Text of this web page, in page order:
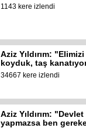
1143 kere izlendi
Aziz Yıldırım:
koyduk, taş
34667 kere izlendi
Aziz Yıldırım:
yapmazsa ben